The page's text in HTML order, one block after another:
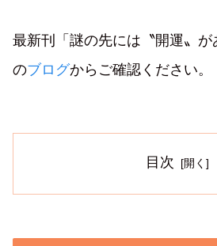
最新刊「謎の先には〝開運〟
のブログからご確認ください。
目次